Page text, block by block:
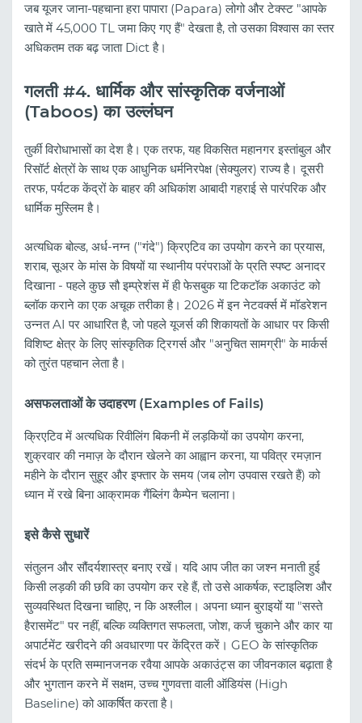
जब यूजर जाना-पहचाना हरा पापारा (Papara) लोगो और टेक्स्ट "आपके
खाते में 45,000 TL जमा किए गए हैं" देखता है, तो उसका विश्वास का स्तर
अधिकतम तक बढ़ जाता Dict है।
गलती #4. धार्मिक और सांस्कृतिक वर्जनाओं
(Taboos) का उल्लंघन
तुर्की विरोधाभासों का देश है। एक तरफ, यह विकसित महानगर इस्तांबुल और
रिसॉर्ट क्षेत्रों के साथ एक आधुनिक धर्मनिरपेक्ष (सेक्युलर) राज्य है। दूसरी
तरफ, पर्यटक केंद्रों के बाहर की अधिकांश आबादी गहराई से पारंपरिक और
धार्मिक मुस्लिम है।
अत्यधिक बोल्ड, अर्ध-नग्न ("गंदे") क्रिएटिव का उपयोग करने का प्रयास,
शराब, सूअर के मांस के विषयों या स्थानीय परंपराओं के प्रति स्पष्ट अनादर
दिखाना - पहले कुछ सौ इम्प्रेशंस में ही फेसबुक या टिकटॉक अकाउंट को
ब्लॉक कराने का एक अचूक तरीका है। 2026 में इन नेटवर्क्स में मॉडरेशन
उन्नत AI पर आधारित है, जो पहले यूजर्स की शिकायतों के आधार पर किसी
विशिष्ट क्षेत्र के लिए सांस्कृतिक ट्रिगर्स और "अनुचित सामग्री" के मार्कर्स
को तुरंत पहचान लेता है।
असफलताओं के उदाहरण (Examples of Fails)
क्रिएटिव में अत्यधिक रिवीलिंग बिकनी में लड़कियों का उपयोग करना,
शुक्रवार की नमाज़ के दौरान खेलने का आह्वान करना, या पवित्र रमज़ान
महीने के दौरान सुहूर और इफ्तार के समय (जब लोग उपवास रखते हैं) को
ध्यान में रखे बिना आक्रामक गैंब्लिंग कैम्पेन चलाना।
इसे कैसे सुधारें
संतुलन और सौंदर्यशास्त्र बनाए रखें। यदि आप जीत का जश्न मनाती हुई
किसी लड़की की छवि का उपयोग कर रहे हैं, तो उसे आकर्षक, स्टाइलिश और
सुव्यवस्थित दिखना चाहिए, न कि अश्लील। अपना ध्यान बुराइयों या "सस्ते
हैरासमेंट" पर नहीं, बल्कि व्यक्तिगत सफलता, जोश, कर्ज चुकाने और कार या
अपार्टमेंट खरीदने की अवधारणा पर केंद्रित करें। GEO के सांस्कृतिक
संदर्भ के प्रति सम्मानजनक रवैया आपके अकाउंट्स का जीवनकाल बढ़ाता है
और भुगतान करने में सक्षम, उच्च गुणवत्ता वाली ऑडियंस (High
Baseline) को आकर्षित करता है।